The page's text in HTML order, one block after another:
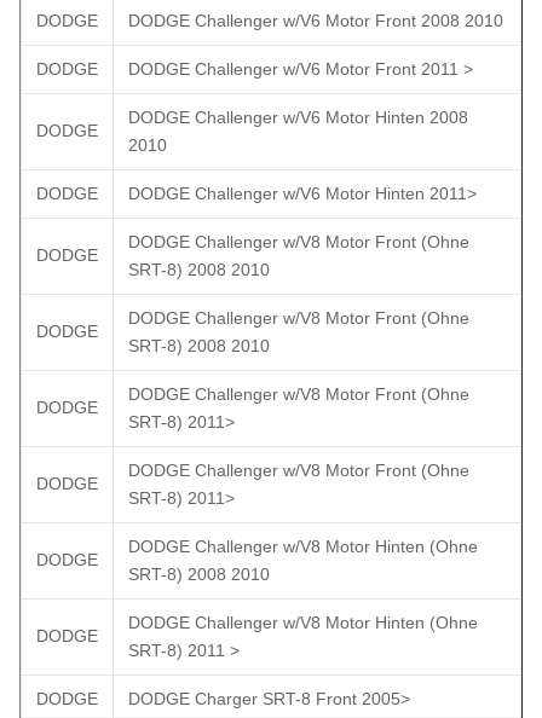
DODGE DODGE Challenger w/V6 Motor Front 2008 2010
DODGE DODGE Challenger w/V6 Motor Front 2011 >
DODGE
DODGE Challenger w/V6 Motor Hinten 2008
2010
DODGE DODGE Challenger w/V6 Motor Hinten 2011>
DODGE
DODGE Challenger w/V8 Motor Front (Ohne
SRT-8) 2008 2010
DODGE
DODGE Challenger w/V8 Motor Front (Ohne
SRT-8) 2008 2010
DODGE
DODGE Challenger w/V8 Motor Front (Ohne
SRT-8) 2011>
DODGE
DODGE Challenger w/V8 Motor Front (Ohne
SRT-8) 2011>
DODGE
DODGE Challenger w/V8 Motor Hinten (Ohne
SRT-8) 2008 2010
DODGE
DODGE Challenger w/V8 Motor Hinten (Ohne
SRT-8) 2011 >
DODGE DODGE Charger SRT-8 Front 2005>